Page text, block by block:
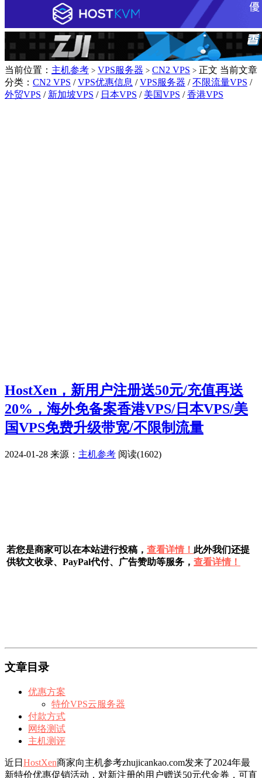
当前位置： 主机参考 > VPS服务器 > CN2 VPS > 正文 当前文章
分类： CN2 VPS /VPS优惠信息 /VPS服务器 /不限流量VPS /
外贸VPS / 新加坡VPS / 日本VPS / 美国VPS /香港VPS
HostXen，新用户注册送50元/充值再送
20%，海外免备案香港VPS/日本VPS/美
国VPS免费升级带宽/不限制流量
2024-01-28 来源： 主机参考 阅读(1602)
若您是商家可以在本站进行投稿， 查看详情！ 此外我们还提
供软文收录、PayPal代付、广告赞助等服务， 查看详情！
文章目录
优惠方案
特价VPS云服务器
付款方式
网络测试
主机测评
近日 HostXen商家向主机参考zhujicankao.com发来了2024年最
新特价优惠促销活动，对新注册的用户赠送50元代金券，可直